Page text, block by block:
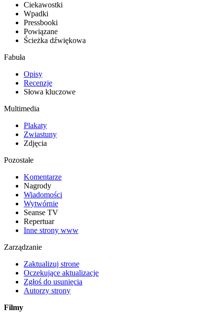
Ciekawostki
Wpadki
Pressbooki
Powiązane
Ścieżka dźwiękowa
Fabuła
Opisy
Recenzje
Słowa kluczowe
Multimedia
Plakaty
Zwiastuny
Zdjęcia
Pozostałe
Komentarze
Nagrody
Wiadomości
Wytwórnie
Seanse TV
Repertuar
Inne strony www
Zarządzanie
Zaktualizuj stronę
Oczekujące aktualizacje
Zgłoś do usunięcia
Autorzy strony
Filmy